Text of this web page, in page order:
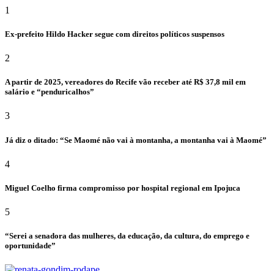
1
Ex-prefeito Hildo Hacker segue com direitos políticos suspensos
2
A partir de 2025, vereadores do Recife vão receber até R$ 37,8 mil em
salário e “penduricalhos”
3
Já diz o ditado: “Se Maomé não vai à montanha, a montanha vai à Maomé”
4
Miguel Coelho firma compromisso por hospital regional em Ipojuca
5
“Serei a senadora das mulheres, da educação, da cultura, do emprego e
oportunidade”